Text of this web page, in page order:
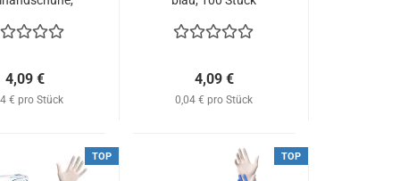
4,09 €
€ pro Stück
4,09 €
0,04 € pro Stück
TOP TOP